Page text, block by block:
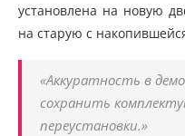
установлена на новую
на старую с
«Аккуратность в
сохранить
переустановки.»